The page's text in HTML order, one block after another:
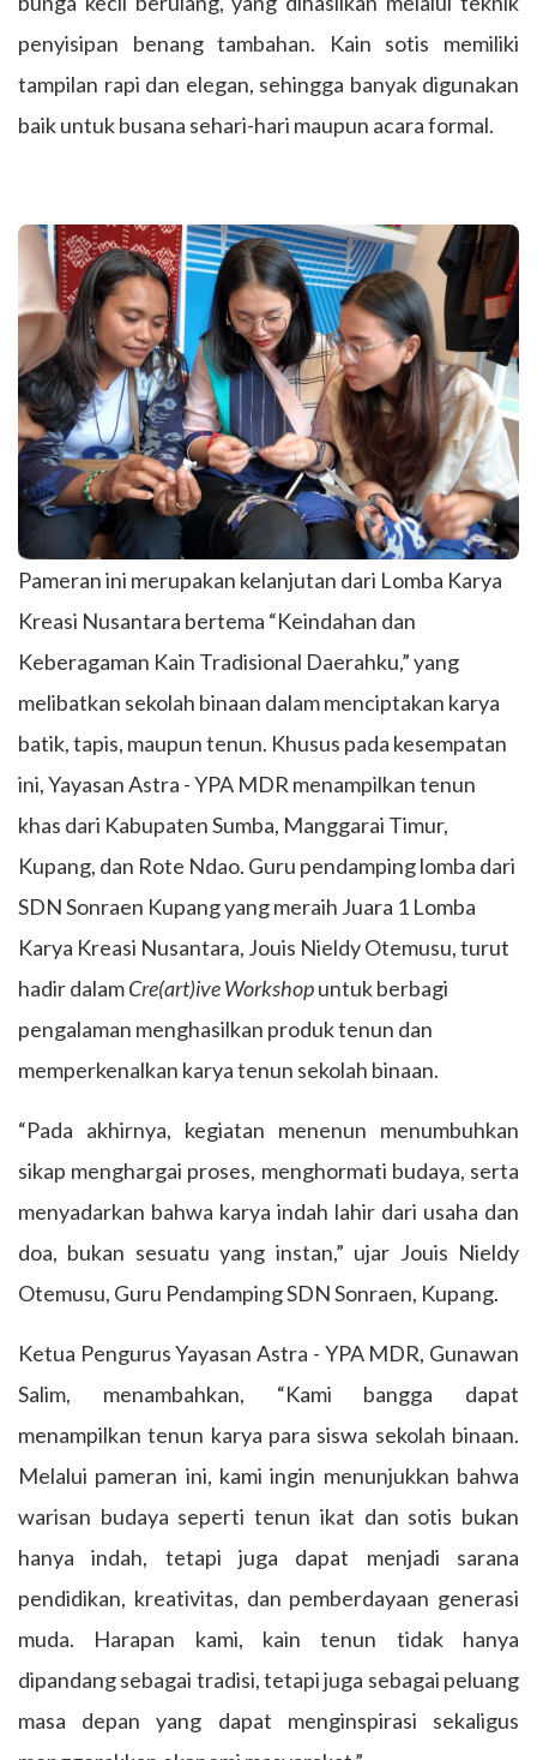
penyisipan benang tambahan. Kain sotis memiliki
tampilan rapi dan elegan, sehingga banyak digunakan
baik untuk busana sehari-hari maupun acara formal.
Pameran ini merupakan kelanjutan dari Lomba Karya
Kreasi Nusantara bertema “Keindahan dan
Keberagaman Kain Tradisional Daerahku,” yang
melibatkan sekolah binaan dalam menciptakan karya
batik, tapis, maupun tenun. Khusus pada kesempatan
ini, Yayasan Astra - YPA MDR menampilkan tenun
khas dari Kabupaten Sumba, Manggarai Timur,
Kupang, dan Rote Ndao. Guru pendamping lomba dari
SDN Sonraen Kupang yang meraih Juara 1 Lomba
Karya Kreasi Nusantara, Jouis Nieldy Otemusu, turut
hadir dalamCre(art)ive Workshopuntuk berbagi
pengalaman menghasilkan produk tenun dan
memperkenalkan karya tenun sekolah binaan.
“Pada akhirnya, kegiatan menenun menumbuhkan
sikap menghargai proses, menghormati budaya, serta
menyadarkan bahwa karya indah lahir dari usaha dan
doa, bukan sesuatu yang instan,” ujar Jouis Nieldy
Otemusu, Guru Pendamping SDN Sonraen, Kupang.
Ketua Pengurus Yayasan Astra - YPA MDR, Gunawan
Salim, menambahkan, “Kami bangga dapat
menampilkan tenun karya para siswa sekolah binaan.
Melalui pameran ini, kami ingin menunjukkan bahwa
warisan budaya seperti tenun ikat dan sotis bukan
hanya indah, tetapi juga dapat menjadi sarana
pendidikan, kreativitas, dan pemberdayaan generasi
muda. Harapan kami, kain tenun tidak hanya
dipandang sebagai tradisi, tetapi juga sebagai peluang
masa depan yang dapat menginspirasi sekaligus